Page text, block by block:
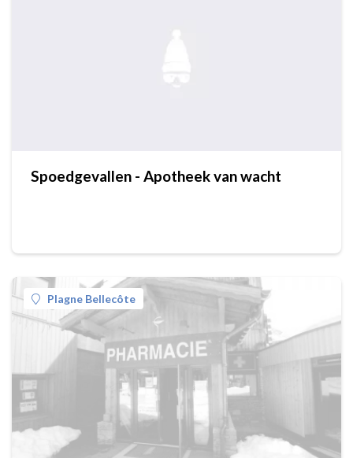
Spoedgevallen - Apotheek van wacht
Plagne Bellecôte